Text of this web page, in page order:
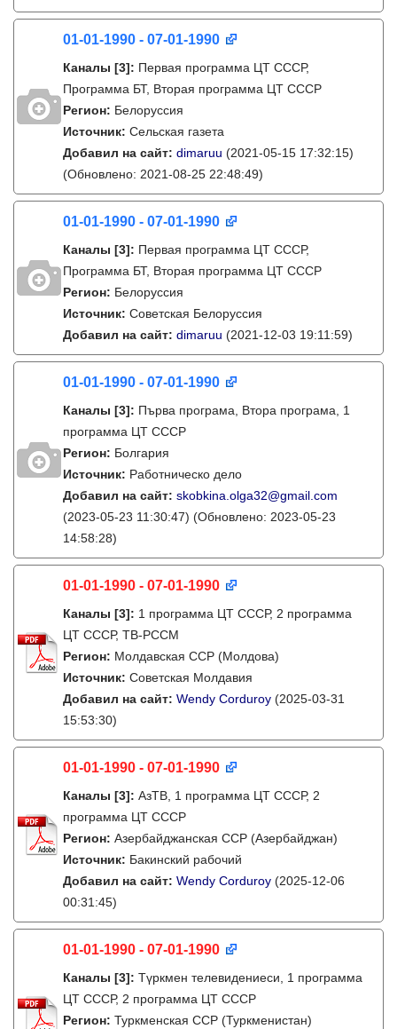
01-01-1990 - 07-01-1990
Каналы [3]: Первая программа ЦТ СССР,
Программа БТ, Вторая программа ЦТ СССР
Регион: Белоруссия
Источник: Сельская газета
Добавил на сайт: dimaruu (2021-05-15 17:32:15)
(Обновлено: 2021-08-25 22:48:49)
01-01-1990 - 07-01-1990
Каналы [3]: Первая программа ЦТ СССР,
Программа БТ, Вторая программа ЦТ СССР
Регион: Белоруссия
Источник: Советская Белоруссия
Добавил на сайт: dimaruu (2021-12-03 19:11:59)
01-01-1990 - 07-01-1990
Каналы [3]: Първа програма, Втора програма, 1
программа ЦТ СССР
Регион: Болгария
Источник: Работническо дело
Добавил на сайт: skobkina.olga32@gmail.com
(2023-05-23 11:30:47) (Обновлено: 2023-05-23
14:58:28)
01-01-1990 - 07-01-1990
Каналы [3]: 1 программа ЦТ СССР, 2 программа
ЦТ СССР, ТВ-РССМ
Регион: Молдавская ССР (Молдова)
Источник: Советская Молдавия
Добавил на сайт: Wendy Corduroy (2025-03-31
15:53:30)
01-01-1990 - 07-01-1990
Каналы [3]: АзТВ, 1 программа ЦТ СССР, 2
программа ЦТ СССР
Регион: Азербайджанская ССР (Азербайджан)
Источник: Бакинский рабочий
Добавил на сайт: Wendy Corduroy (2025-12-06
00:31:45)
01-01-1990 - 07-01-1990
Каналы [3]: Түркмен телевидениеси, 1 программа
ЦТ СССР, 2 программа ЦТ СССР
Регион: Туркменская ССР (Туркменистан)